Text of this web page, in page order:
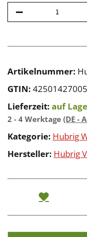
Artikelnummer:
GTIN:
Lieferzeit: auf
2 - 4 Werktage (DE -
Kategorie: Hubrig
Hersteller: Hubrig